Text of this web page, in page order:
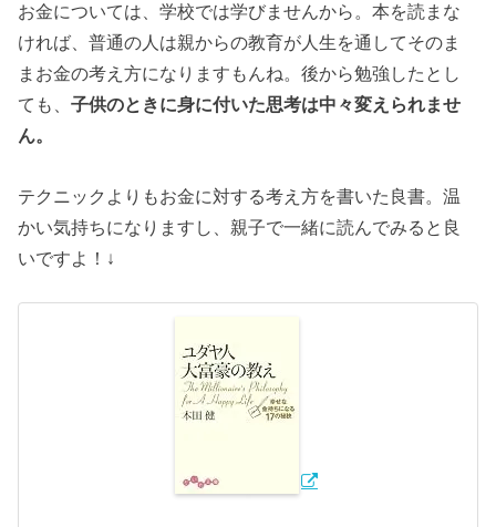
お金については、学校では学びませんから。本を読まな
ければ、普通の人は親からの教育が人生を通してそのま
まお金の考え方になりますもんね。後から勉強したとし
ても、子供のときに身に付いた思考は中々変えられませ
ん。
テクニックよりもお金に対する考え方を書いた良書。温
かい気持ちになりますし、親子で一緒に読んでみると良
いですよ！↓